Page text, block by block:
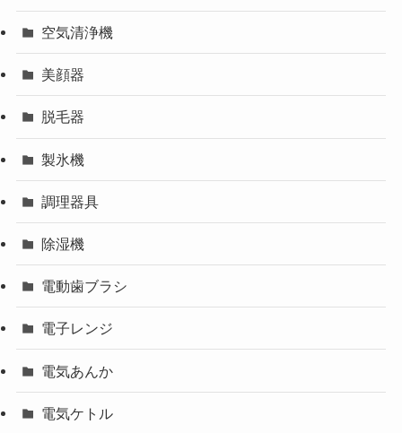
空気清浄機
美顔器
脱毛器
製氷機
調理器具
除湿機
電動歯ブラシ
電子レンジ
電気あんか
電気ケトル